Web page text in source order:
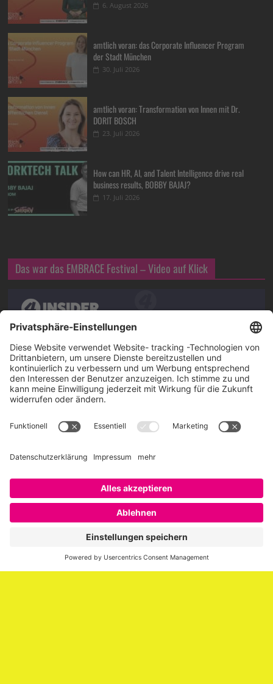
6. August 2026
amtlich voran: das Corporate Influencer Program
der Stadt München
30. Juli 2026
amtlich voran: Transformation von Innen mit Dr.
DORIT BOSCH
23. Juli 2026
How can HR, AI, and Talent Intelligence drive real
business results, BOBBY BAJAJ?
17. Juli 2026
Das war das EMBRACE Festival – Video auf Klick
Über SAATKORN
SAATKORN ist der Blog von Gero Hesse. Seit 2009 schreibt
er über die Themen Employer Branding,